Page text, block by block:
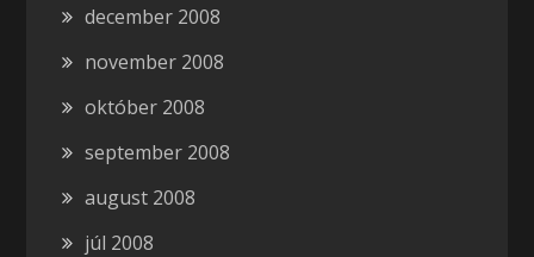
december 2008
november 2008
október 2008
september 2008
august 2008
júl 2008